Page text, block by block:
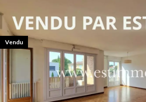
Vendu